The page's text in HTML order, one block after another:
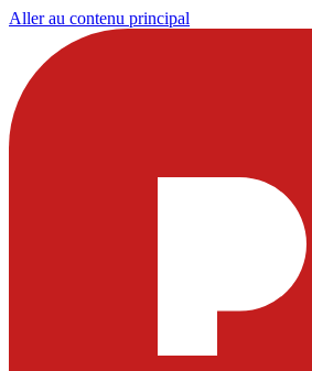
Aller au contenu principal